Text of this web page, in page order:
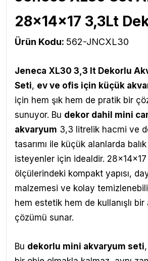
28x14x17 3,3Lt
Ürün Kodu: 562-JNCXL30
Jeneca XL30 3,3 lt Dekorlu
Seti, ev ve ofis için küçük
için hem şık hem de pratik bir
sunuyor. Bu dekor dahil mini
akvaryum 3,3 litrelik hacmi ve
tasarımı ile küçük alanlarda
isteyenler için idealdir.
ölçülerindeki kompakt yapısı,
malzemesi ve kolay
hem estetik hem de kullanışlı
çözümü sunar.
Bu dekorlu mini akvaryum seti